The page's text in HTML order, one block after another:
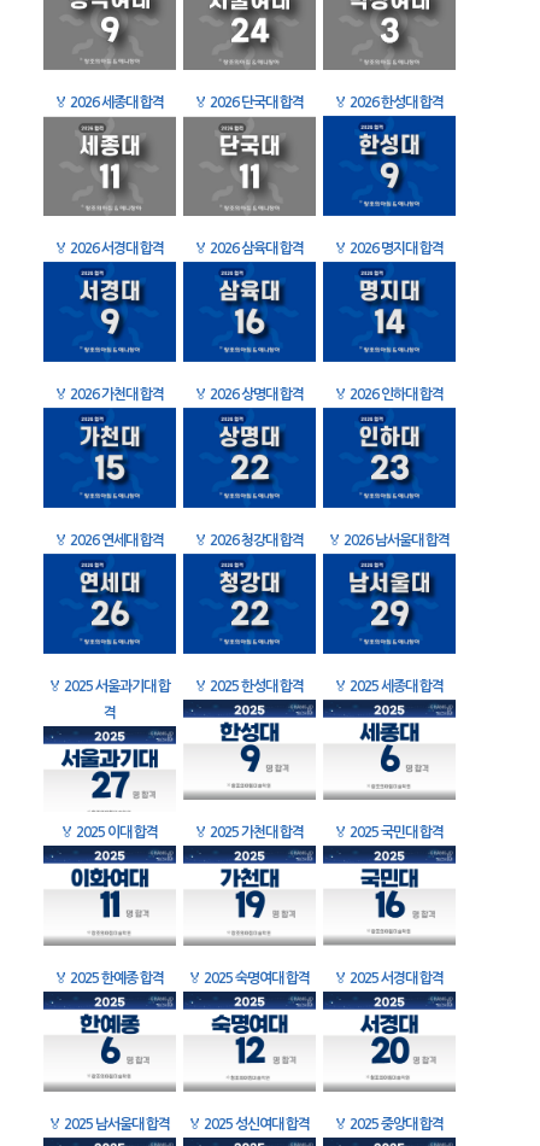
🏅 2026 세종대 합격 🏅 2026 단국대 합격 🏅 2026 한성대 합격
🏅 2026 서경대 합격 🏅 2026 삼육대 합격 🏅 2026 명지대 합격
🏅 2026 가천대 합격 🏅 2026 상명대 합격 🏅 2026 인하대 합격
🏅 2026 연세대 합격 🏅 2026 청강대 합격 🏅 2026 남서울대 합격
🏅 2025 서울과기대 합
격
🏅 2025 한성대 합격 🏅 2025 세종대 합격
🏅 2025 이대 합격 🏅 2025 가천대 합격 🏅 2025 국민대 합격
🏅 2025 한예종 합격 🏅 2025 숙명여대 합격 🏅 2025 서경대 합격
🏅 2025 남서울대 합격 🏅 2025 성신여대 합격 🏅 2025 중앙대 합격